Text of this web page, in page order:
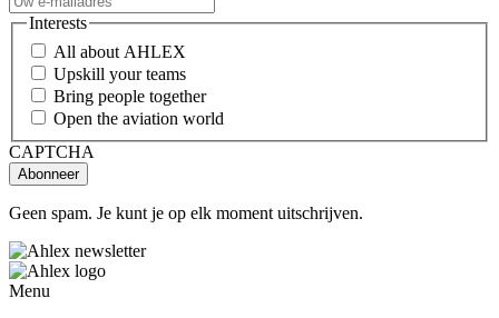
Interests
All about AHLEX
Upskill your teams
Bring people together
Open the aviation world
CAPTCHA
Geen spam. Je kunt je op elk moment uitschrijven.
Menu